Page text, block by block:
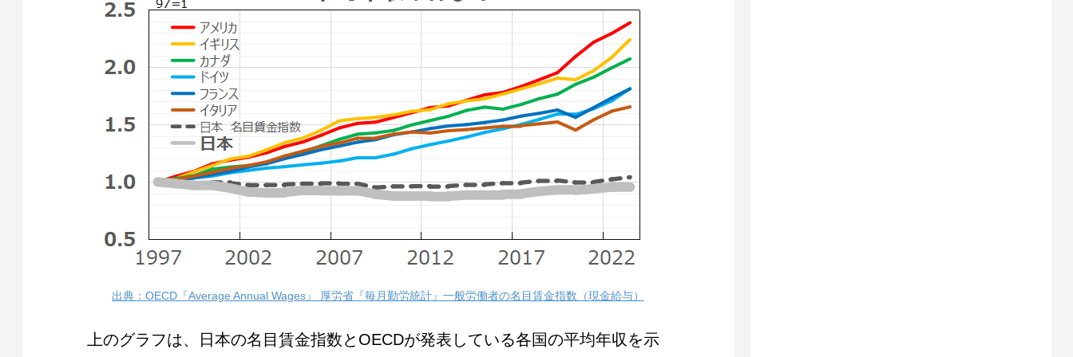
出典：OECD『Average Annual Wages』 厚労省『毎月勤労統計』一般労働者の名目賃金指数（現金給与）
上のグラフは、日本の名目賃金指数とOECDが発表している各国の平均年収を示